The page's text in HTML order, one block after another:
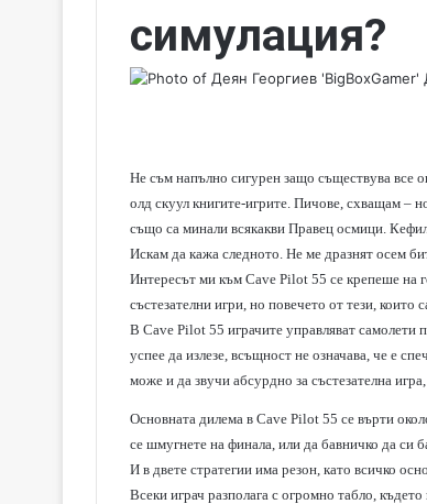
симулация?
Не съм напълно сигурен защо съществува все
олд скуул книгите-игрите. Пичове, схващам –
също са минали всякакви Правец осмици.
Искам да кажа следното. Не ме дразнят осем
Интересът ми към Cave Pilot 55 се крепеше на
състезателни игри, но повечето от тези,
В Cave Pilot 55 играчите управляват
успее да излезе, всъщност не означава, че е
може и да звучи абсурдно за състезателна
Основната дилема в Cave Pilot 55 се върти
се шмугнете на финала, или да бавничко да си
И в двете стратегии има резон, като всичко
Всеки играч разполага с огромно табло,